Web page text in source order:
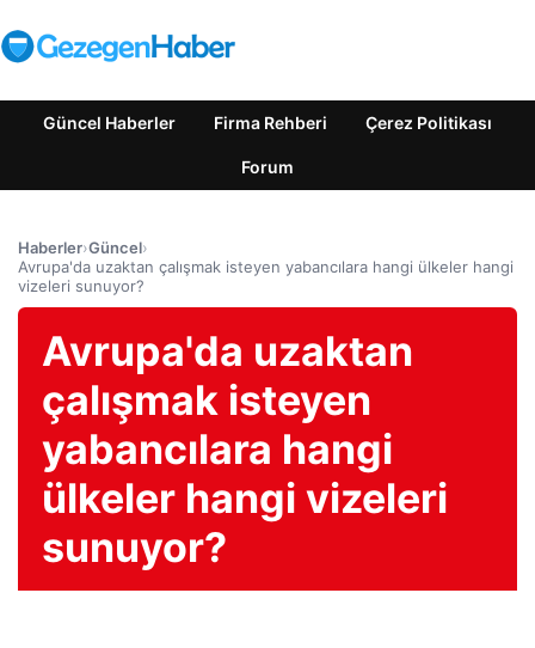
Güncel Haberler Firma Rehberi Çerez Politikası
Forum
Haberler›Güncel›
Avrupa'da uzaktan çalışmak isteyen yabancılara hangi ülkeler hangi
vizeleri sunuyor?
Avrupa'da uzaktan
çalışmak isteyen
yabancılara hangi
ülkeler hangi vizeleri
sunuyor?